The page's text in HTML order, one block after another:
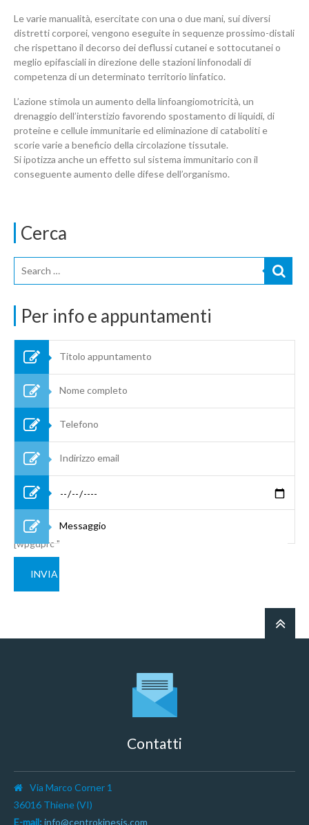
Cerca
Per info e appuntamenti
[wpgdprc "Accetto le condizioni Privacy"]
Le varie manualità, esercitate con una o due mani, sui diversi
distretti corporei, vengono eseguite in sequenze prossimo-distali
che rispettano il decorso dei deflussi cutanei e sottocutanei o
meglio epifasciali in direzione delle stazioni linfonodali di
competenza di un determinato territorio linfatico.
L’azione stimola un aumento della linfoangiomotricità, un
drenaggio dell’interstizio favorendo spostamento di liquidi, di
proteine e cellule immunitarie ed eliminazione di cataboliti e
scorie varie a beneficio della circolazione tissutale.
Si ipotizza anche un effetto sul sistema immunitario con il
conseguente aumento delle difese dell’organismo.
Contatti
Via Marco Corner 1
36016 Thiene (VI)
E-mail: info@centrokinesis.com